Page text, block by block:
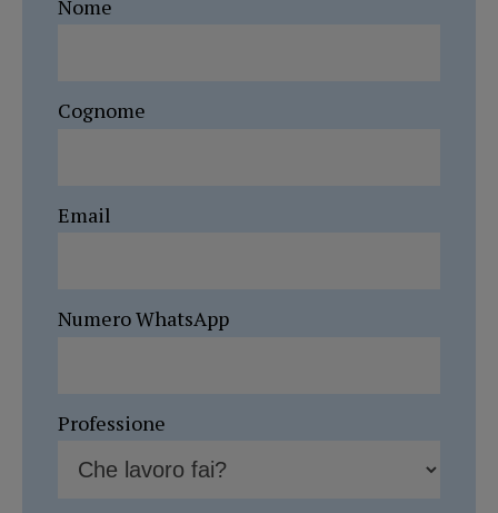
Nome
Cognome
Email
Numero WhatsApp
Professione